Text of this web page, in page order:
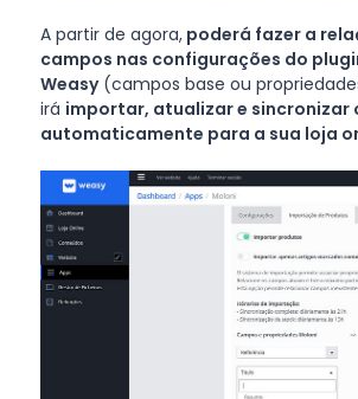
A partir de agora,poderá fazer a
campos nas configurações do
Weasy(campos base ou
irá importar, atualizar e sincronizar
automaticamente para a sua loja